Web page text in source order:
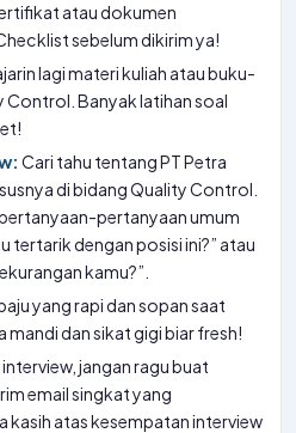
atau dokumen
sebelum dikirim ya!
lagi materi kuliah atau buku-
Banyak latihan soal
Cari tahu tentang PT Petra
di bidang Quality Control.
pertanyaan umum
tertarik dengan posisi ini?” atau
kamu?”.
yang rapi dan sopan saat
mandi dan sikat gigi biar fresh!
jangan ragu buat
email singkat yang
kasih atas kesempatan interview